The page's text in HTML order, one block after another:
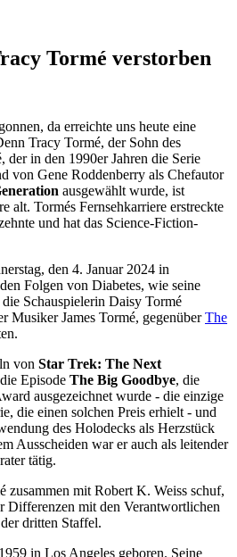
Tormé verstorben
da erreichte uns heute eine
Tracy Tormé, der Sohn des
der in den 1990er Jahren die Serie
von Gene Roddenberry als Chefautor
ausgewählt wurde, ist
alt. Tormés Fernsehkarriere erstreckte
und hat das Science-Fiction-
den 4. Januar 2024 in
Folgen von Diabetes, wie seine
Schauspielerin Daisy Tormé
Musiker James Tormé, gegenüberThe
von Star Trek: The Next
Episode The Big Goodbye, die
ausgezeichnet wurde - die einzige
die einen solchen Preis erhielt - und
des Holodecks als Herzstück
Ausscheiden war er auch als leitender
tätig.
zusammen mit Robert K. Weiss schuf,
Differenzen mit den Verantwortlichen
dritten Staffel.
in Los Angeles geboren. Seine